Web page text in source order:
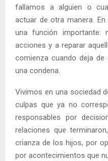
fallamos a alguien o
actuar de otra manera.
una función importante:
acciones y a reparar
comienza cuando deja
una condena.
Vivimos en una sociedad
culpas que ya no
responsables por
relaciones que
crianza de los hijos, por
por acontecimientos que